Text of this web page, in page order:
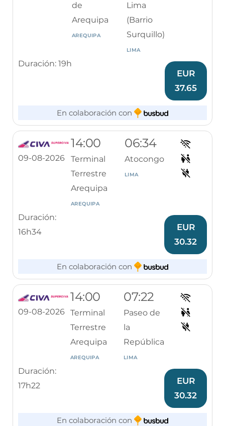
de
Arequipa
AREQUIPA
Lima
(Barrio
Surquillo)
LIMA
Duración: 19h
EUR
37.65
En colaboración con
09-08-2026
14:00
Terminal
Terrestre
Arequipa
AREQUIPA
06:34
Atocongo
LIMA
Duración:
16h34
EUR
30.32
En colaboración con
09-08-2026
14:00
Terminal
Terrestre
Arequipa
AREQUIPA
07:22
Paseo de
la
República
LIMA
Duración:
17h22
EUR
30.32
En colaboración con